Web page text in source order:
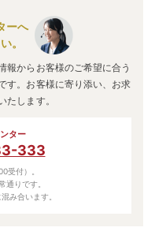
ーへ
。
報からお客様のご希望に合う
す。お客様に寄り添い、お求
たします。
ター
333
受付）。
通りです。
み合います。